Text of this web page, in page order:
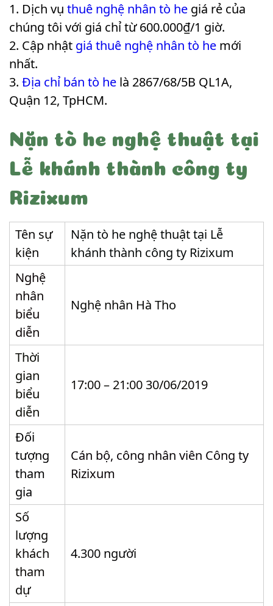
Dịch vụ thuê nghệ nhân tò he giá rẻ của
chúng tôi với giá chỉ từ 600.000₫/1 giờ.
Cập nhật giá thuê nghệ nhân tò he mới
nhất.
Địa chỉ bán tò he là 2867/68/5B QL1A,
Quận 12, TpHCM.
Nặn tò he nghệ thuật tại
Lễ khánh thành công ty
Rizixum
Tên sự
kiện
Nặn tò he nghệ thuật tại Lễ
khánh thành công ty Rizixum
Nghệ
nhân
biểu
diễn
Nghệ nhân Hà Tho
Thời
gian
biểu
diễn
17:00 – 21:00 30/06/2019
Đối
tượng
tham
gia
Cán bộ, công nhân viên Công ty
Rizixum
Số
lượng
khách
tham
dự
4.300 người